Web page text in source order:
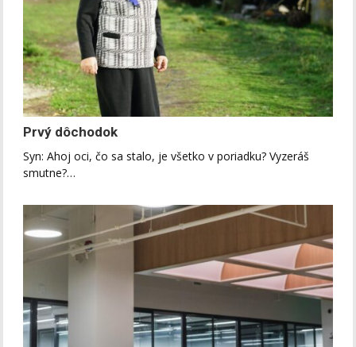
Prvý dôchodok
Syn: Ahoj oci, čo sa stalo, je všetko v poriadku? Vyzeráš
smutne?…